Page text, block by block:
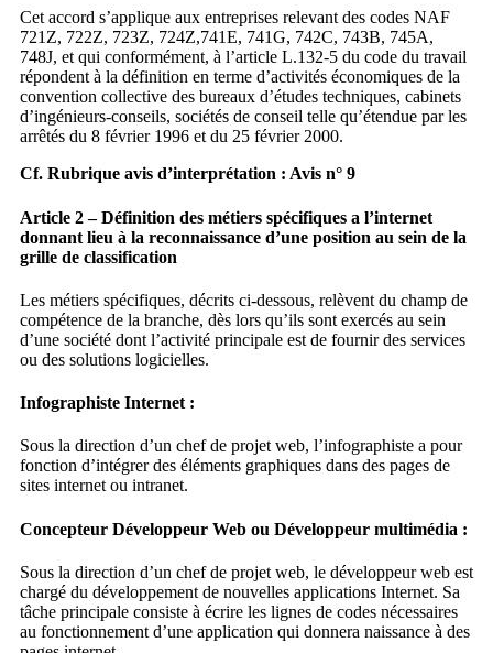
Cet accord s’applique aux entreprises relevant des codes NAF
721Z, 722Z, 723Z, 724Z,741E, 741G, 742C, 743B, 745A,
748J, et qui conformément, à l’article L.132-5 du code du travail
répondent à la définition en terme d’activités économiques de la
convention collective des bureaux d’études techniques, cabinets
d’ingénieurs-conseils, sociétés de conseil telle qu’étendue par les
arrêtés du 8 février 1996 et du 25 février 2000.
Cf. Rubrique avis d’interprétation : Avis n° 9
Article 2 – Définition des métiers spécifiques a l’internet
donnant lieu à la reconnaissance d’une position au sein de la
grille de classification
Les métiers spécifiques, décrits ci-dessous, relèvent du champ de
compétence de la branche, dès lors qu’ils sont exercés au sein
d’une société dont l’activité principale est de fournir des services
ou des solutions logicielles.
Infographiste Internet :
Sous la direction d’un chef de projet web, l’infographiste a pour
fonction d’intégrer des éléments graphiques dans des pages de
sites internet ou intranet.
Concepteur Développeur Web ou Développeur multimédia :
Sous la direction d’un chef de projet web, le développeur web est
chargé du développement de nouvelles applications Internet. Sa
tâche principale consiste à écrire les lignes de codes nécessaires
au fonctionnement d’une application qui donnera naissance à des